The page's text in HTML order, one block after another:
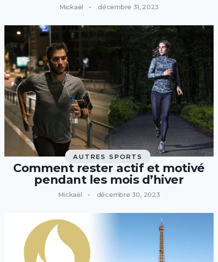
Mickaël décembre 31, 2023
AUTRES SPORTS
Comment rester actif et motivé
pendant les mois d’hiver
Mickaël décembre 30, 2023